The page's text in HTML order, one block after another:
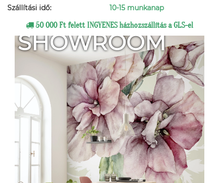
Szállítási idő:
10-15 munkanap
50 000 Ft felett INGYENES házhozszállítás a GLS-el
SHOWROOM